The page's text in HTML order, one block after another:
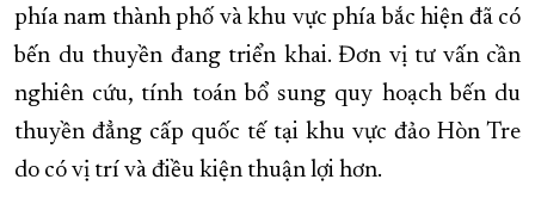
phía nam thành phố và khu vực phía bắc hiện đã có
bến du thuyền đang triển khai. Đơn vị tư vấn cần
nghiên cứu, tính toán bổ sung quy hoạch bến du
thuyền đẳng cấp quốc tế tại khu vực đảo Hòn Tre
do có vị trí và điều kiện thuận lợi hơn.